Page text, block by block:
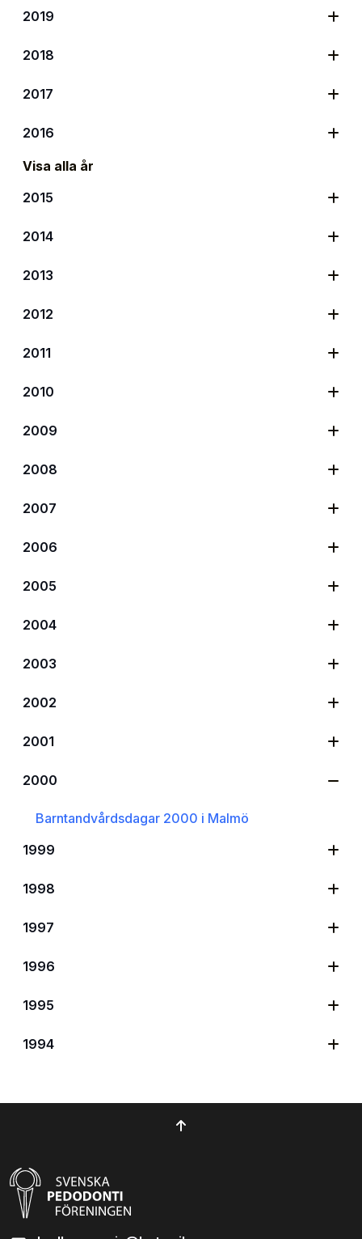
2019
2018
2017
2016
Visa alla år
2015
2014
2013
2012
2011
2010
2009
2008
2007
2006
2005
2004
2003
2002
2001
2000
Barntandvårdsdagar 2000 i Malmö
1999
1998
1997
1996
1995
1994